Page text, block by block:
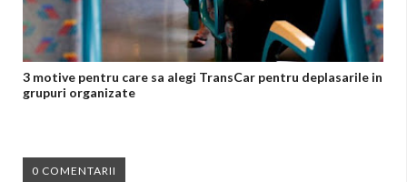
3 motive pentru care sa alegi TransCar pentru deplasarile in
grupuri organizate
0 COMENTARII